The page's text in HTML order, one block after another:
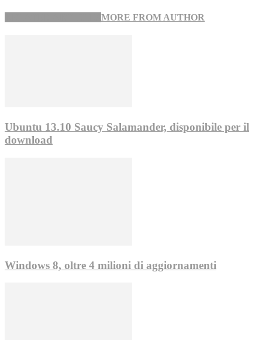
MORE FROM AUTHOR
Ubuntu 13.10 Saucy Salamander, disponibile per il
download
Windows 8, oltre 4 milioni di aggiornamenti